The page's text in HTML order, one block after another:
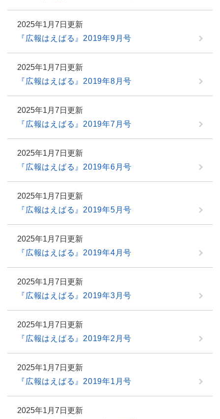
2025年1月7日更新
『広報はえばる』2019年9月号
2025年1月7日更新
『広報はえばる』2019年8月号
2025年1月7日更新
『広報はえばる』2019年7月号
2025年1月7日更新
『広報はえばる』2019年6月号
2025年1月7日更新
『広報はえばる』2019年5月号
2025年1月7日更新
『広報はえばる』2019年4月号
2025年1月7日更新
『広報はえばる』2019年3月号
2025年1月7日更新
『広報はえばる』2019年2月号
2025年1月7日更新
『広報はえばる』2019年1月号
2025年1月7日更新